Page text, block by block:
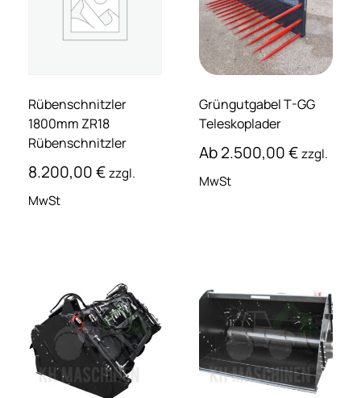
Rübenschnitzler
1800mm ZR18
Rübenschnitzler
8.200,00€ zzgl.
MwSt
Grüngutgabel T-GG
Teleskoplader
Ab2.500,00€zzgl.
MwSt